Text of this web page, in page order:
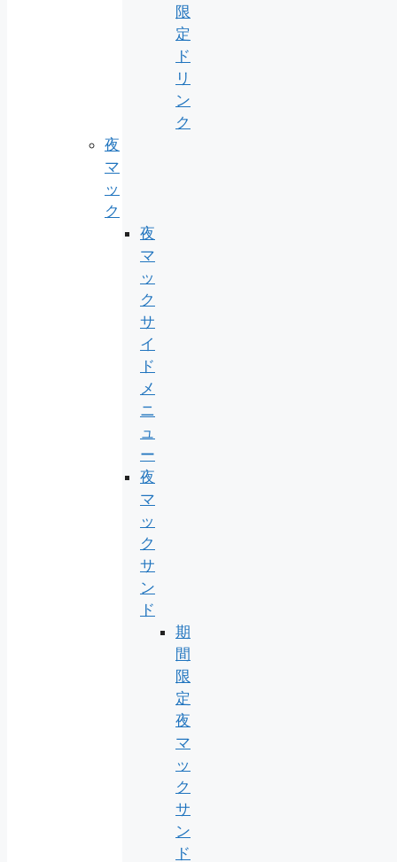
限
定
ド
リ
ン
ク
夜
マ
ッ
ク
夜
マ
ッ
ク
サ
イ
ド
メ
ニ
ュ
ー
夜
マ
ッ
ク
サ
ン
ド
期
間
限
定
夜
マ
ッ
ク
サ
ン
ド